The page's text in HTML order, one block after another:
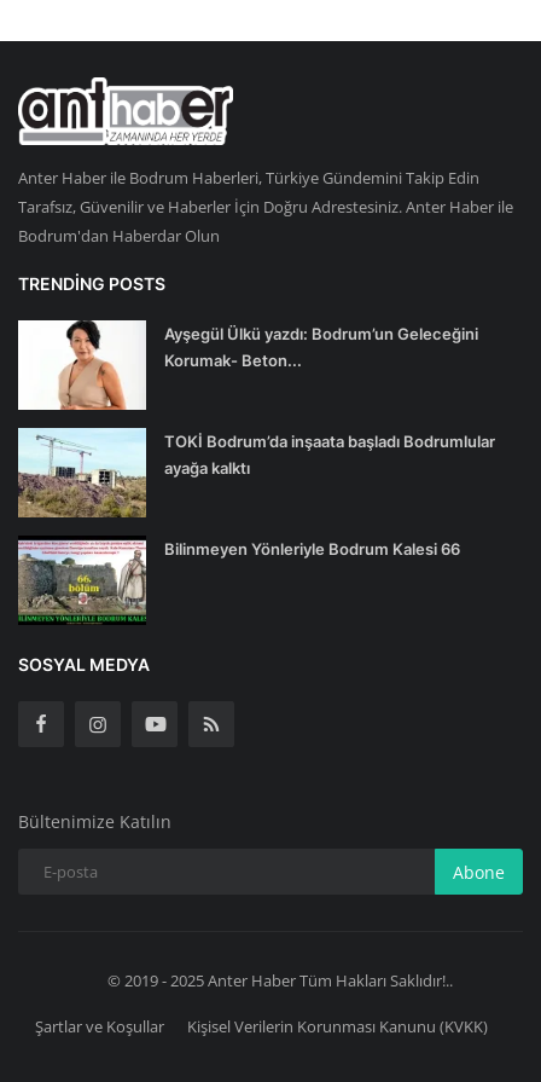
Anter Haber ile Bodrum Haberleri, Türkiye Gündemini Takip Edin
Tarafsız, Güvenilir ve Haberler İçin Doğru Adrestesiniz. Anter Haber ile
Bodrum'dan Haberdar Olun
TRENDING POSTS
Ayşegül Ülkü yazdı: Bodrum’un Geleceğini
Korumak- Beton...
TOKİ Bodrum’da inşaata başladı Bodrumlular
ayağa kalktı
Bilinmeyen Yönleriyle Bodrum Kalesi 66
SOSYAL MEDYA
Bültenimize Katılın
Abone
© 2019 - 2025 Anter Haber Tüm Hakları Saklıdır!..
Şartlar ve Koşullar Kişisel Verilerin Korunması Kanunu (KVKK)